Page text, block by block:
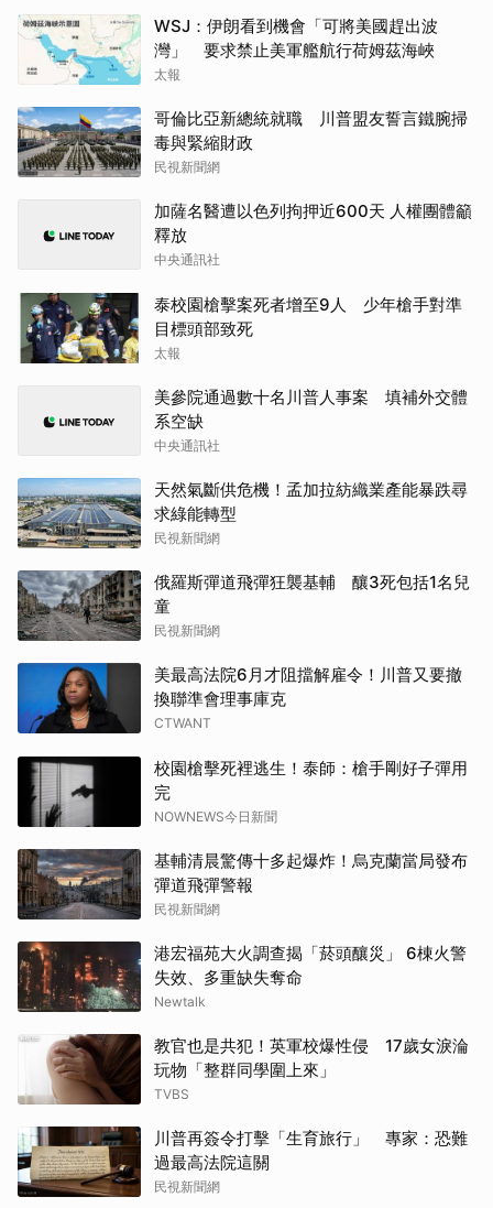
WSJ：伊朗看到機會「可將美國趕出波
灣」 要求禁止美軍艦航行荷姆茲海峽
太報
哥倫比亞新總統就職 川普盟友誓言鐵腕掃
毒與緊縮財政
民視新聞網
加薩名醫遭以色列拘押近600天 人權團體籲
釋放
中央通訊社
泰校園槍擊案死者增至9人 少年槍手對準
目標頭部致死
太報
美參院通過數十名川普人事案 填補外交體
系空缺
中央通訊社
天然氣斷供危機！孟加拉紡織業產能暴跌尋
求綠能轉型
民視新聞網
俄羅斯彈道飛彈狂襲基輔 釀3死包括1名兒
童
民視新聞網
美最高法院6月才阻擋解雇令！川普又要撤
換聯準會理事庫克
CTWANT
校園槍擊死裡逃生！泰師：槍手剛好子彈用
完
NOWNEWS今日新聞
基輔清晨驚傳十多起爆炸！烏克蘭當局發布
彈道飛彈警報
民視新聞網
港宏福苑大火調查揭「菸頭釀災」 6棟火警
失效、多重缺失奪命
Newtalk
教官也是共犯！英軍校爆性侵 17歲女淚淪
玩物「整群同學圍上來」
TVBS
川普再簽令打擊「生育旅行」 專家：恐難
過最高法院這關
民視新聞網